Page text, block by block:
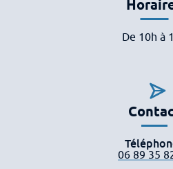
De 10h à
06 89 35